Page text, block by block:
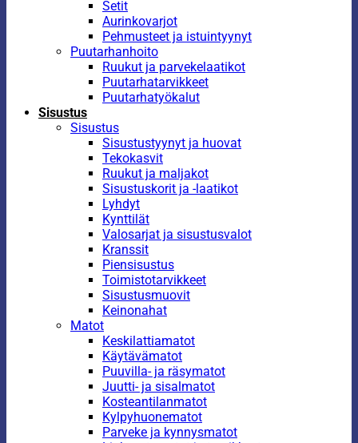
Setit
Aurinkovarjot
Pehmusteet ja istuintyynyt
Puutarhanhoito
Ruukut ja parvekelaatikot
Puutarhatarvikkeet
Puutarhatyökalut
Sisustus
Sisustus
Sisustustyynyt ja huovat
Tekokasvit
Ruukut ja maljakot
Sisustuskorit ja -laatikot
Lyhdyt
Kynttilät
Valosarjat ja sisustusvalot
Kranssit
Piensisustus
Toimistotarvikkeet
Sisustusmuovit
Keinonahat
Matot
Keskilattiamatot
Käytävämatot
Puuvilla- ja räsymatot
Juutti- ja sisalmatot
Kosteantilanmatot
Kylpyhuonematot
Parveke ja kynnysmatot